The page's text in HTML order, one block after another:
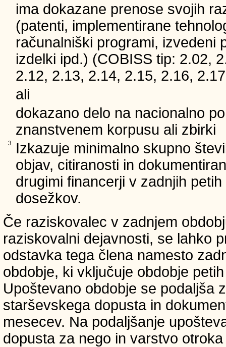
ima dokazane prenose svojih
(patenti, implementirane
računalniški programi, izvedeni
izdelki ipd.) (COBISS tip: 2.02,
2.12, 2.13, 2.14, 2.15, 2.16,
ali
dokazano delo na nacionalno
znanstvenem korpusu ali zbirki
3.
Izkazuje minimalno skupno
objav, citiranosti in
drugimi financerji v zadnjih
dosežkov.
Če raziskovalec v zadnjem
raziskovalni dejavnosti, se lahko
odstavka tega člena namesto
obdobje, ki vključuje obdobje
Upoštevano obdobje se podaljša
starševskega dopusta in
mesecev. Na podaljšanje
dopusta za nego in varstvo